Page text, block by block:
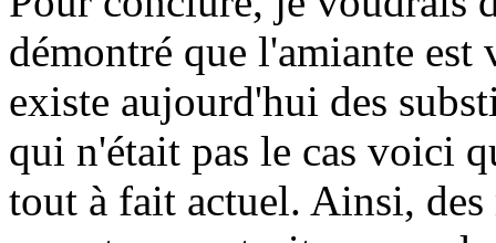
démontré que l'amiante
existe aujourd'hui des
qui n'était pas le cas voici
tout à fait actuel. Ainsi,